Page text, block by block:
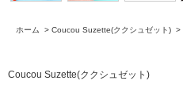
ホーム > Coucou Suzette(ククシュゼット) >
Coucou Suzette(ククシュゼット)